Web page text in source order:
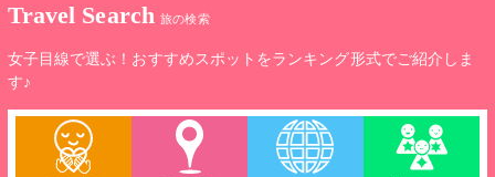
Travel Search 旅の検索
女子目線で選ぶ！おすすめスポットをランキング形式でご紹介しま
す♪